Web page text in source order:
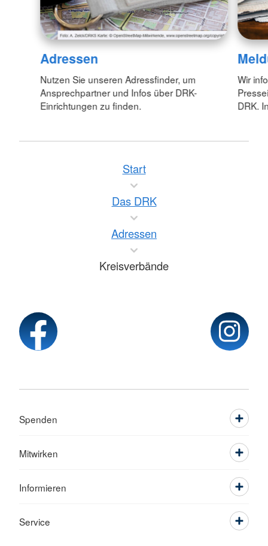
Adressen
Nutzen Sie unseren Adressfinder, um
Ansprechpartner und Infos über DRK-
Einrichtungen zu finden.
Wir
DRK.
Start
Das DRK
Adressen
Kreisverbände
Spenden
Mitwirken
Informieren
Service